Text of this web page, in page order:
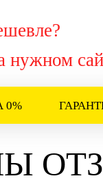
нужном
0%